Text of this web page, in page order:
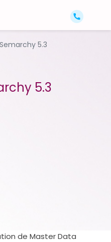
5.3
5.3
de Master Data